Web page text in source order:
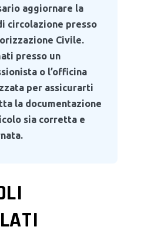
aggiornare la
circolazione presso
Civile.
presso un
o l’officina
per assicurarti
la documentazione
sia corretta e